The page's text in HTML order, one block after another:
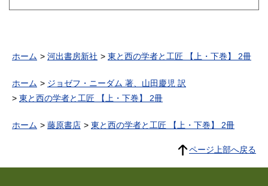
ホーム 河出書房新社 東と西の学者と工匠 【上・下巻】 2冊
ホーム
ジョゼフ・ニーダム 著、山田慶児 訳
東と西の学者と工匠 【上・下巻】 2冊
ホーム 藤原書店 東と西の学者と工匠 【上・下巻】 2冊
ページ上部へ戻る